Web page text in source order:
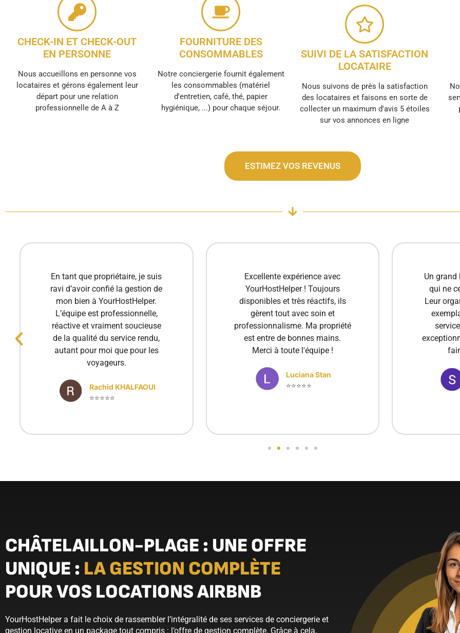
CHECK-IN ET CHECK-OUT
EN PERSONNE
Nous accueillons en personne vos
locataires et gérons également leur
départ pour une relation
professionnelle de A à Z
FOURNITURE DES
CONSOMMABLES
Notre conciergerie fournit également
les consommables (matériel
d'entretien, café, thé, papier
hygiénique, ...) pour chaque séjour.
SUIVI DE LA SATISFACTION
LOCATAIRE
Nous suivons de près la satisfaction
des locataires et faisons en sorte de
collecter un maximum d'avis 5 étoiles
sur vos annonces en ligne
ESTIMEZ VOS REVENUS
Excellente expérience avec
YourHostHelper ! Toujours
disponibles et très réactifs, ils
gèrent tout avec soin et
professionnalisme. Ma propriété
est entre de bonnes mains.
Merci à toute l'équipe !
⭐⭐⭐⭐⭐
Un grand bravo à cette agence
qui ne cesse de progresser !
Leur organisation est devenue
exemplaire et la qualité du
service atteint un niveau
exceptionnel. C’est un plaisir de
faire appel à eux.
Stanica Elena
⭐⭐⭐⭐⭐
Je suis
des
besoins.
un
CHÂTELAILLON-PLAGE : UNE OFFRE
UNIQUE : LA GESTION COMPLÈTE
POUR VOS LOCATIONS AIRBNB
YourHostHelper a fait le choix de rassembler l’intégralité de ses services de conciergerie et
gestion locative en un package tout compris : l’offre de gestion complète. Grâce à cela,